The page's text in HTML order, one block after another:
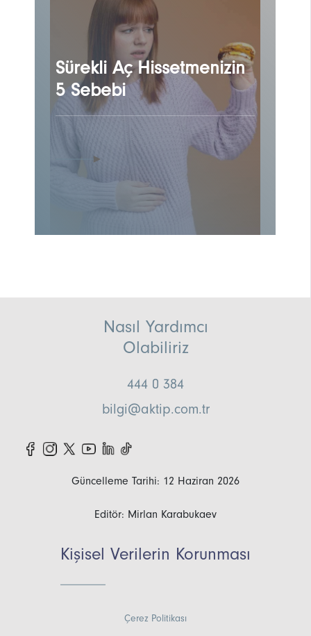
Sürekli Aç Hissetmenizin
5 Sebebi
Nasıl Yardımcı
Olabiliriz
444 0 384
bilgi@aktip.com.tr
Güncelleme Tarihi: 12 Haziran 2026
Editör: Mirlan Karabukaev
Kişisel Verilerin Korunması
Çerez Politikası